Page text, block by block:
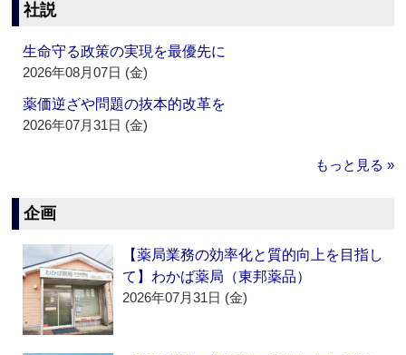
社説
生命守る政策の実現を最優先に
2026年08月07日 (金)
薬価逆ざや問題の抜本的改革を
2026年07月31日 (金)
もっと見る »
企画
【薬局業務の効率化と質的向上を目指し
て】わかば薬局（東邦薬品）
2026年07月31日 (金)